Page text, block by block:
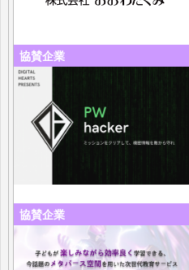
協賛企業
協賛企業